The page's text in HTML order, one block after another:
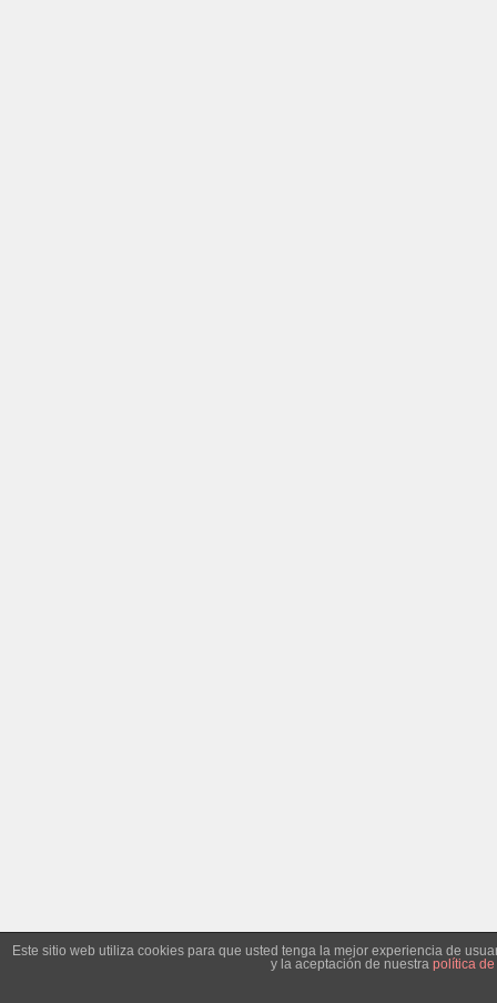
Este sitio web utiliza cookies para que usted tenga la mejor experiencia de
y la aceptación de nuestra política